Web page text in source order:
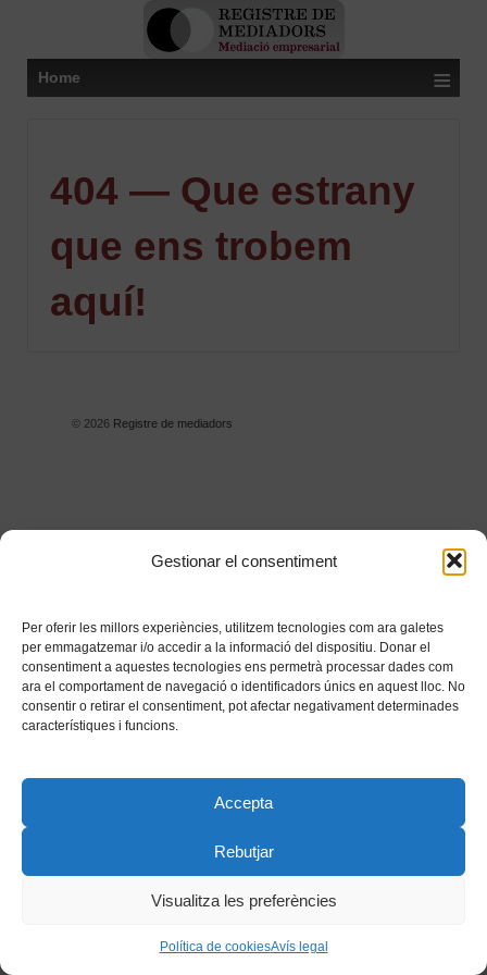
Gestionar el consentiment
Per oferir les millors experiències, utilitzem tecnologies com ara galetes
per emmagatzemar i/o accedir a la informació del dispositiu. Donar el
consentiment a aquestes tecnologies ens permetrà processar dades com
ara el comportament de navegació o identificadors únics en aquest lloc. No
consentir o retirar el consentiment, pot afectar negativament determinades
característiques i funcions.
Accepta
Rebutjar
Visualitza les preferències
Política de cookiesAvís legal
Home ≡
404 — Que estrany
que ens trobem
aquí!
© 2026Registre de mediadors